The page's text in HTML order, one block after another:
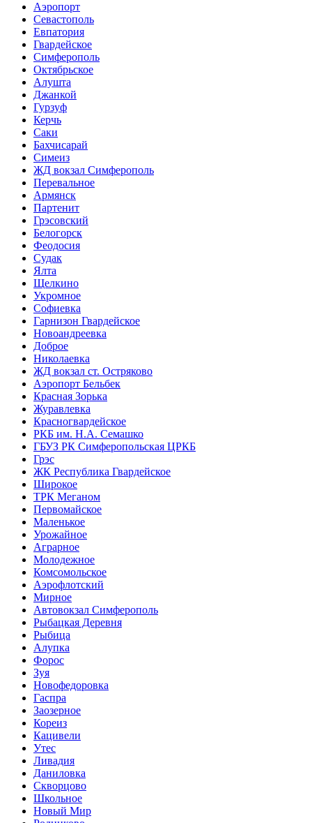
Аэропорт
Севастополь
Евпатория
Гвардейское
Симферополь
Октябрьское
Алушта
Джанкой
Гурзуф
Керчь
Саки
Бахчисарай
Симеиз
ЖД вокзал Симферополь
Перевальное
Армянск
Партенит
Грэсовский
Белогорск
Феодосия
Судак
Ялта
Щелкино
Укромное
Софиевка
Гарнизон Гвардейское
Новоандреевка
Доброе
Николаевка
ЖД вокзал ст. Остряково
Аэропорт Бельбек
Красная Зорька
Журавлевка
Красногвардейское
РКБ им. Н.А. Семашко
ГБУЗ РК Симферопольская ЦРКБ
Грэс
ЖК Республика Гвардейское
Широкое
ТРК Меганом
Первомайское
Маленькое
Урожайное
Аграрное
Молодежное
Комсомольское
Аэрофлотский
Мирное
Автовокзал Симферополь
Рыбацкая Деревня
Рыбица
Алупка
Форос
Зуя
Новофедоровка
Гаспра
Заозерное
Кореиз
Кацивели
Утес
Ливадия
Даниловка
Скворцово
Школьное
Новый Мир